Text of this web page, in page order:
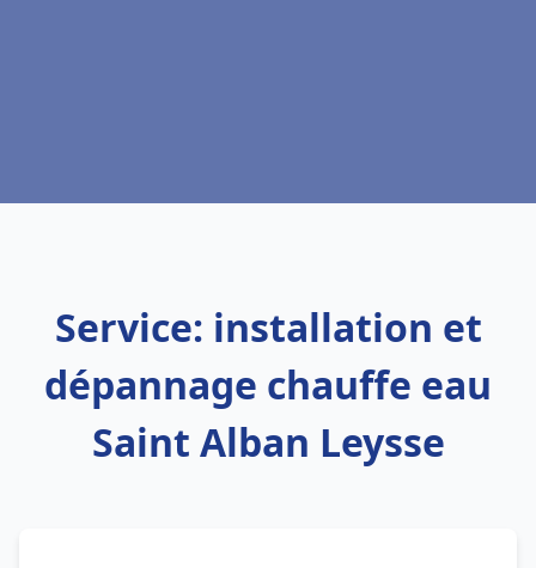
Service: installation et
dépannage chauffe eau
Saint Alban Leysse